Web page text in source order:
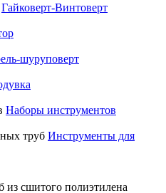
Гайковерт-Винтоверт
шуруповерт
Наборы инструментов
Инструменты для